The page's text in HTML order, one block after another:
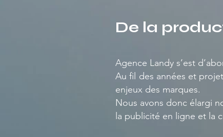
De la
Agence Landy s’est
Au fil des années et
enjeux des marques.
Nous avons donc élargi
la publicité en ligne et la